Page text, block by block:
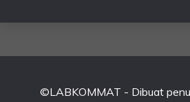
©LABKOMMAT - Dibuat